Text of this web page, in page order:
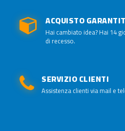
ACQUISTO
Hai cambiato idea? Hai 14
di recesso.
SERVIZIO CLIENTI
Assistenza clienti via mail e